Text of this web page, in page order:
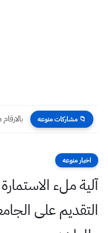
📁 مشاركات منوعه
اخبار منوعه
التقديم على